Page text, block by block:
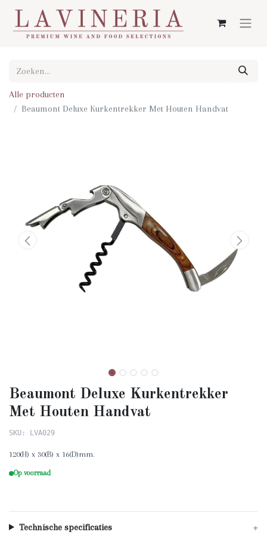
Alle producten
Beaumont Deluxe Kurkentrekker Met Houten Handvat
Beaumont Deluxe Kurkentrekker
Met Houten Handvat
SKU: LVA029
120(H) x 30(B) x 16(D)mm.
Op voorraad
Technische specificaties +